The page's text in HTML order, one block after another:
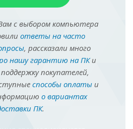
с выбором компьютера
ответы на часто
, рассказали много
нашу гарантию на ПКи
покупателей,
способы оплатыи
о вариантах
ПК.